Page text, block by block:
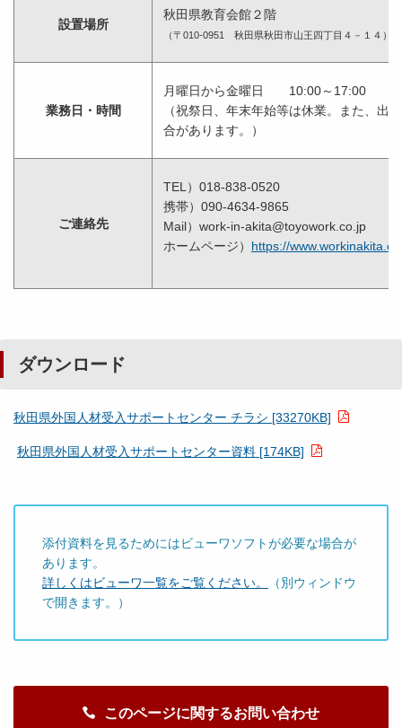
設置場所
秋田県教育会館２階
（〒010-0951 秋田県秋田市山王四丁目４－１４）
業務日・時間
月曜日から金曜日 10:00～17:00
（祝祭日、年末年始等は休業。また、出
合があります。）
ご連絡先
TEL）018-838-0520
携帯）090-4634-9865
Mail）work-in-akita@toyowork.co.jp
ホームページ） https://
ダウンロード
秋田県外国人材受入サポートセンター チラシ [33270KB]
秋田県外国人材受入サポートセンター資料 [174KB]
添付資料を見るためにはビューワソフトが必要な場合が
あります。
詳しくはビューワ一覧をご覧ください。
（別ウィンドウ
で開きます。）
このページに関するお問い合わせ